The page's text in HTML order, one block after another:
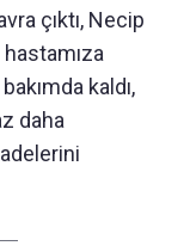
çıktı, Necip
hastamıza
kaldı,
daha